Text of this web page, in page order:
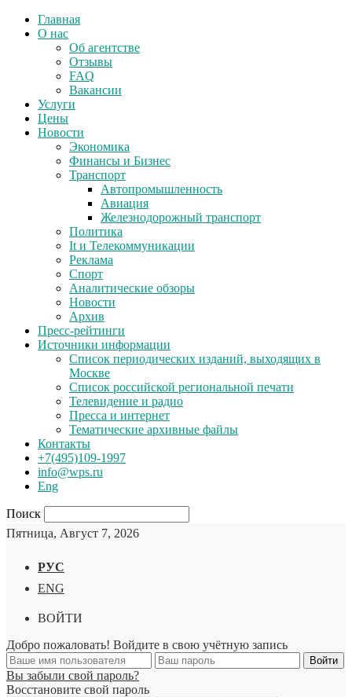
Главная
О нас
Об агентстве
Отзывы
FAQ
Вакансии
Услуги
Цены
Новости
Экономика
Финансы и Бизнес
Транспорт
Автопромышленность
Авиация
Железнодорожный транспорт
Политика
It и Телекоммуникации
Реклама
Спорт
Аналитические обзоры
Новости
Архив
Пресс-рейтинги
Источники информации
Список периодических изданий, выходящих в
Москве
Список российской региональной печати
Телевидение и радио
Пресса и интернет
Тематические архивные файлы
Контакты
+7(495)109-1997
info@wps.ru
Eng
Поиск
Пятница, Август 7, 2026
РУС
ENG
ВОЙТИ
Добро пожаловать! Войдите в свою учётную запись
Вы забыли свой пароль?
Восстановите свой пароль